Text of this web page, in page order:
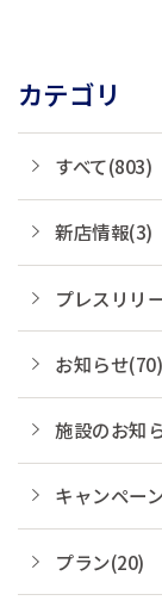
カテゴリ
すべて(803)
新店情報(3)
プレスリリ
お知らせ(70)
施設のお知
キャンペー
プラン(20)